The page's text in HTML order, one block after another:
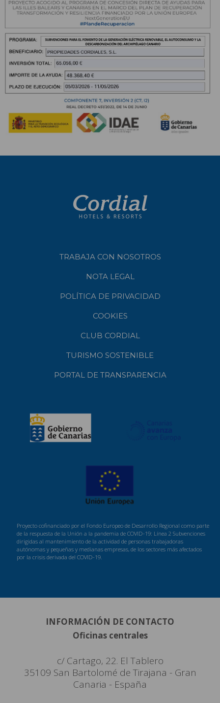
TRABAJA CON NOSOTROS
NOTA LEGAL
POLÍTICA DE PRIVACIDAD
COOKIES
CLUB CORDIAL
TURISMO SOSTENIBLE
PORTAL DE TRANSPARENCIA
Proyecto cofinanciado por el Fondo Europeo de Desarrollo Regional como parte
de la respuesta de la Unión a la pandemia de COVID-19: Línea 2 Subvenciones
dirigidas al mantenimiento de la actividad de personas trabajadoras
autónomas y pequeñas y medianas empresas, de los sectores más afectados
por la crisis derivada del COVID-19.
INFORMACIÓN DE CONTACTO
Oficinas centrales
c/ Cartago, 22. El Tablero
35109 San Bartolomé de Tirajana - Gran
Canaria - España